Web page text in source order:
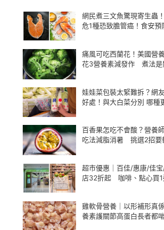
網民煮三文魚驚現寄生蟲
危1種恐致膽管癌！食安預
痛風可吃西蘭花！美國營
花3營養素減發作 煮法是
娃娃菜包裝太緊難拆？網
好處！與大白菜分別 哪種
百香果怎吃不會酸？營養
吃法減脂消暑 挑選2招要
超市優惠｜百佳/惠康/佳
店32折起 咖啡、點心買1
雞軟骨營養｜以形補形真
養素護關節高蛋白長者都